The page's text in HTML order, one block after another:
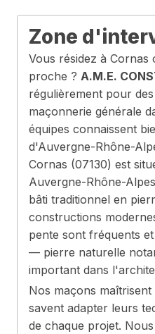
Zone
Vous résidez à Cornas
proche ? A.M.E.
régulièrement pour
maçonnerie générale
équipes connaissent
d'Auvergne-Rhône-
Cornas (07130) est
Auvergne-Rhône-
bâti traditionnel en
constructions
pente sont fréquents
— pierre naturelle
important dans
Nos maçons
savent adapter leurs
de chaque projet.